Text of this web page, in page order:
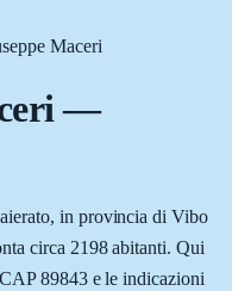
Maceri
—
in provincia di Vibo
circa 2198 abitanti. Qui
89843 e le indicazioni